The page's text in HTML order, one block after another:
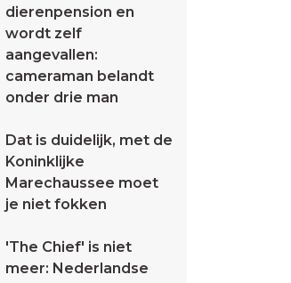
dierenpension en
wordt zelf
aangevallen:
cameraman belandt
onder drie man
Dat is duidelijk, met de
Koninklijke
Marechaussee moet
je niet fokken
'The Chief' is niet
meer: Nederlandse